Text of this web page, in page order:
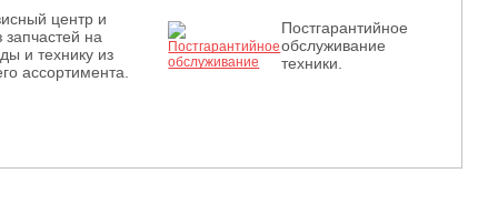
центр и
запчастей на
и технику из
ассортимента.
Постгарантийное
обслуживание
техники.